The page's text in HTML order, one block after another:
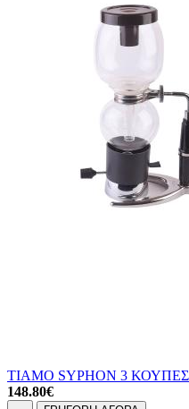
TIAMO SYPHON 3
148.80€